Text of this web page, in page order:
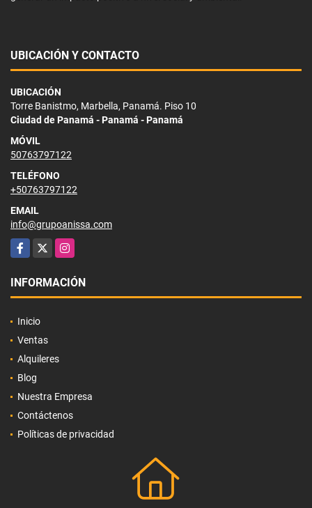
UBICACIÓN Y CONTACTO
UBICACIÓN
Torre Banistmo, Marbella, Panamá. Piso 10
Ciudad de Panamá - Panamá - Panamá
MÓVIL
50763797122
TELÉFONO
+50763797122
EMAIL
info@grupoanissa.com
Facebook
X Instagram
INFORMACIÓN
Inicio
Ventas
Alquileres
Blog
Nuestra Empresa
Contáctenos
Políticas de privacidad